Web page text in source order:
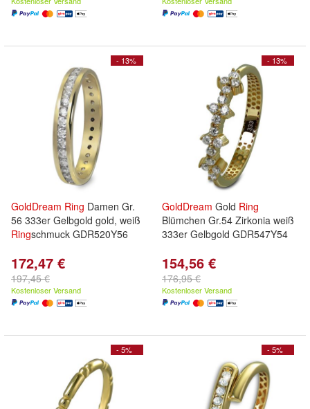
- 13%
GoldDream Ring Damen Gr.
56 333er Gelbgold gold, weiß
Ringschmuck GDR520Y56
172,47 €
197,45 €
Kostenloser Versand
- 13%
GoldDream Gold Ring
Blümchen Gr.54 Zirkonia weiß
333er Gelbgold GDR547Y54
154,56 €
176,95 €
Kostenloser Versand
- 5% - 5%